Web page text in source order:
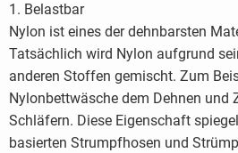
1. Belastbar
Nylon ist eines der dehnbarsten
Tatsächlich wird Nylon aufgrund
anderen Stoffen gemischt. Zum
Nylonbettwäsche dem Dehnen und
Schläfern. Diese Eigenschaft
basierten Strumpfhosen und